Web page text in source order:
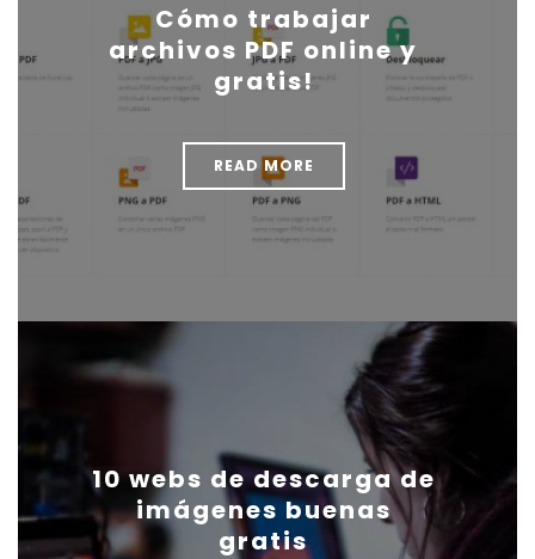
Cómo trabajar
archivos PDF online y
gratis!
READ MORE
10 webs de descarga de
imágenes buenas
gratis